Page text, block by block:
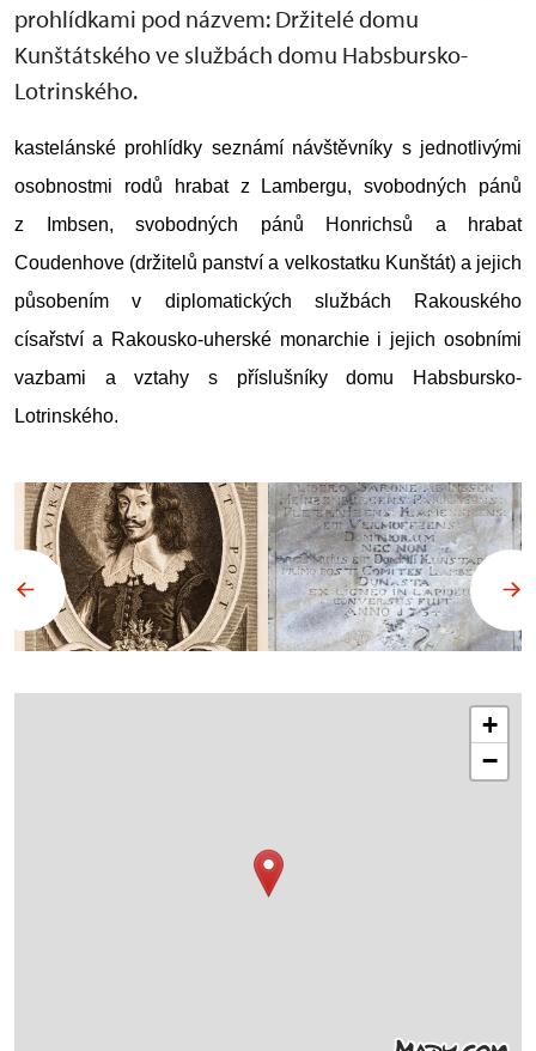
prohlídkami pod názvem: Držitelé domu
Kunštátského ve službách domu Habsbursko-
Lotrinského.
kastelánské prohlídky seznámí návštěvníky s jednotlivými
osobnostmi rodů hrabat z Lambergu, svobodných pánů
z Imbsen, svobodných pánů Honrichsů a hrabat
Coudenhove (držitelů panství a velkostatku Kunštát) a jejich
působením v diplomatických službách Rakouského
císařství a Rakousko-uherské monarchie i jejich osobními
vazbami a vztahy s příslušníky domu Habsbursko-
Lotrinského.
+
−